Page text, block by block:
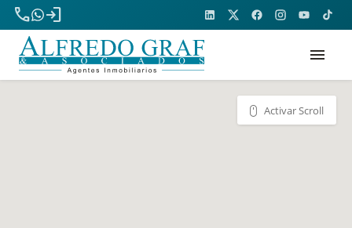
phone
login
menu
Activar Scroll